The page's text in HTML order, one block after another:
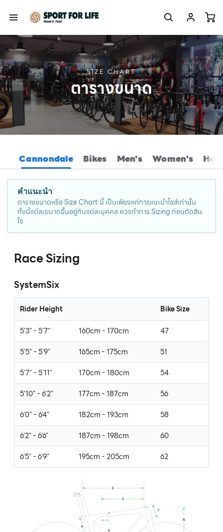
SIZE CHART
ตารางขนาด
Cannondale Bikes Men's Women's
คำแนะนำ
ตารางขนาดหรือ Size Chart นี้ เป็นเพียงแค่การแนะนำไซส์เท่านั้น
ทั้งนี้แต่ละขนาดขึ้นอยู่กับแต่ละบุคคล ควรทำการ Sizing ก่อนตัดสิน
ใจ
Race Sizing
SystemSix
Rider Height
Bike Size
5'3" - 5'7"
160cm - 170cm
47
5'5" - 5'9"
165cm - 175cm
51
5'7" - 5'11"
170cm - 180cm
54
5'10" - 6'2"
177cm - 187cm
56
6'0" - 6'4"
182cm - 193cm
58
6'2" - 6'6"
187cm - 198cm
60
6'5" - 6'9"
195cm - 205cm 62